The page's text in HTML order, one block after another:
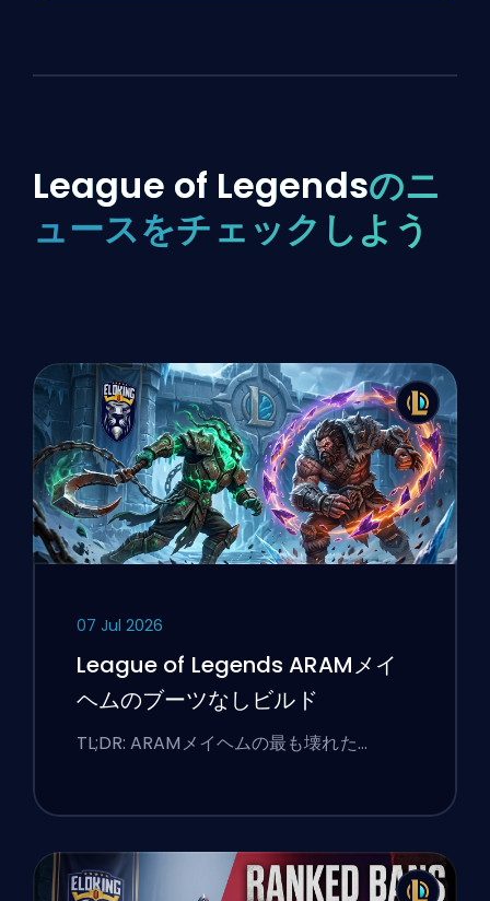
League of Legendsのニ
ュースをチェックしよう
07 Jul 2026
League of Legends ARAMメイ
ヘムのブーツなしビルド
TL;DR: ARAMメイヘムの最も壊れた…